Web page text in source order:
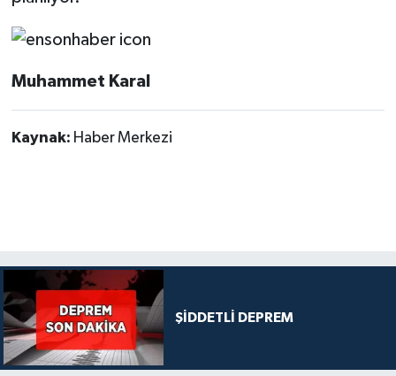
Muhammet Karal
Kaynak: Haber Merkezi
ŞİDDETLİ DEPREM